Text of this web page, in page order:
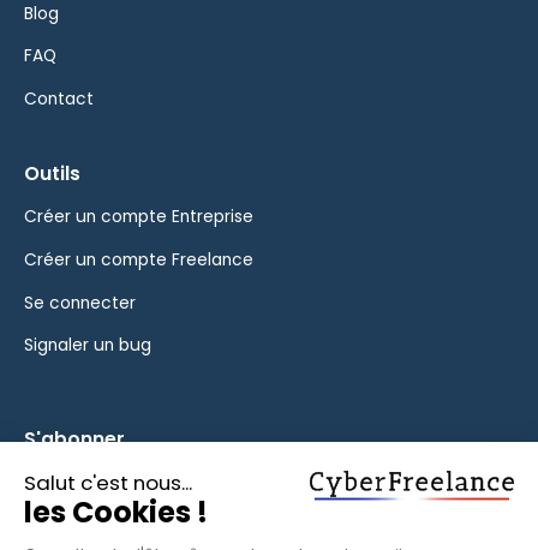
Blog
FAQ
Contact
Outils
Créer un compte Entreprise
Créer un compte Freelance
Se connecter
Signaler un bug
S'abonner
Inscrivez-vous à notre newsletter pour rester informé des
fonctionnalités et des nouveautés.